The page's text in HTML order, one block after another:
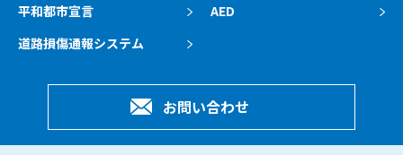
平和都市宣言
AED
道路損傷通報システム
お問い合わせ